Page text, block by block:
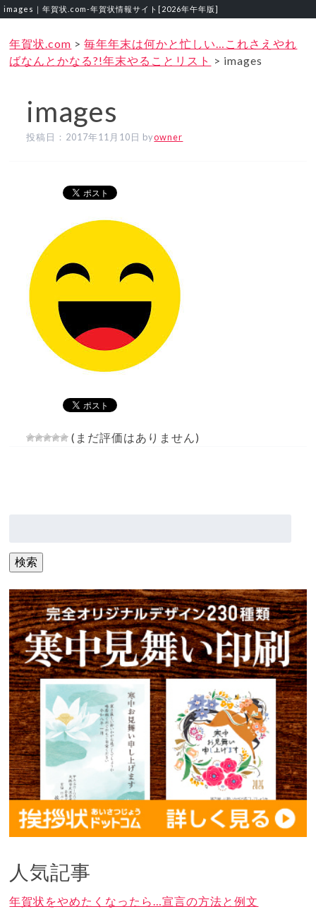
images｜年賀状.com‐年賀状情報サイト[2026年午年版]
年賀状.com >毎年年末は何かと忙しい…これさえやれ
ばなんとかなる?!年末やることリスト > images
images
投稿日： 2017年11月10日 byowner
(まだ評価はありません)
検索
人気記事
年賀状をやめたくなったら…宣言の方法と例文